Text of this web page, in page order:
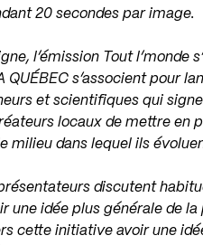
20 secondes par image.
l’émission Tout l’monde
s’associent pour
et scientifiques qui
locaux de mettre en
milieu dans lequel ils
discutent
une idée plus générale de la
cette initiative avoir une